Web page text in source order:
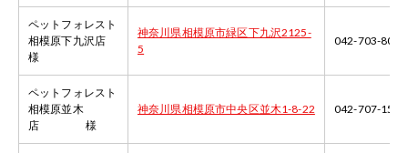
ペットフォレスト
相模原下九沢店
様
神奈川県相模原市緑区下九沢2125-
5
042-703-8035
ペットフォレスト
相模原並木
店 様
神奈川県相模原市中央区並木1-8-22 042-707-1583